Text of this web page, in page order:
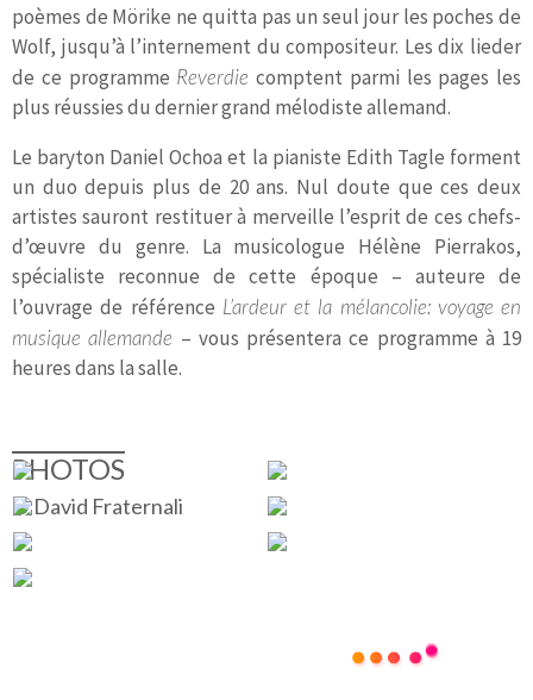
poèmes de Mörike ne quitta pas un seul jour les poches de
Wolf, jusqu’à l’internement du compositeur. Les dix lieder
de ce programme Reverdie comptent parmi les pages les
plus réussies du dernier grand mélodiste allemand.
Le baryton Daniel Ochoa et la pianiste Edith Tagle forment
un duo depuis plus de 20 ans. Nul doute que ces deux
artistes sauront restituer à merveille l’esprit de ces chefs-
d’œuvre du genre. La musicologue Hélène Pierrakos,
spécialiste reconnue de cette époque – auteure de
l’ouvrage de référence L’ardeur et la mélancolie: voyage en
musique allemande – vous présentera ce programme à 19
heures dans la salle.
PHOTOS
© David Fraternali